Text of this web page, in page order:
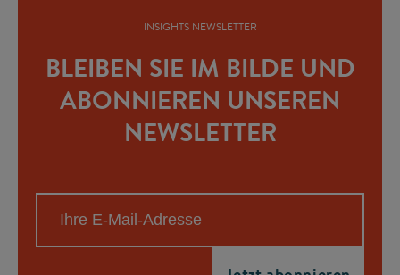
INSIGHTS NEWSLETTER
BLEIBEN SIE IM BILDE UND
ABONNIEREN UNSEREN
NEWSLETTER